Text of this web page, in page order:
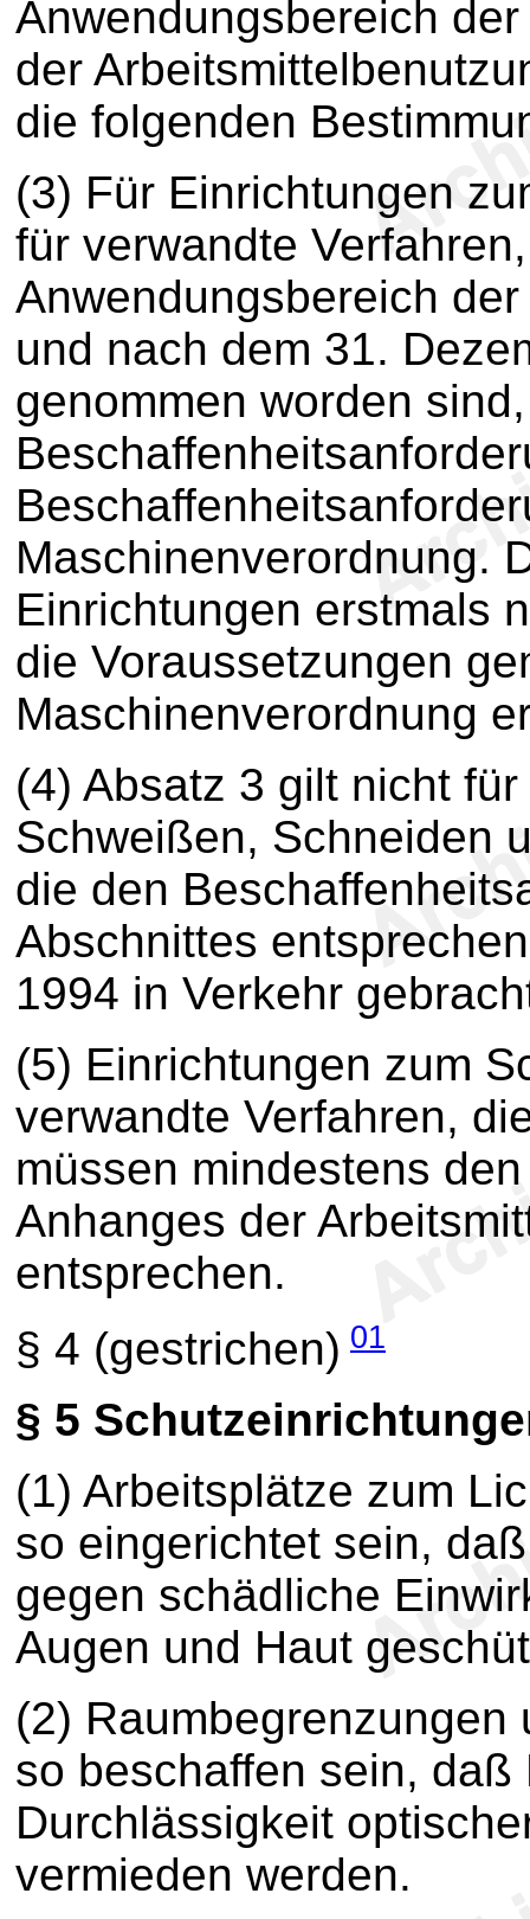
Anwendungsbereich
der
die folgenden
(3) Für Einrichtungen
für verwandte
Anwendungsbereich
und nach dem 31.
genommen worden
Maschinenverordnung.
Einrichtungen erstmals
die Voraussetzungen
Maschinenverordnung
(4) Absatz 3 gilt nicht
Schweißen, Schneiden
die den
Abschnittes
1994 in Verkehr
(5) Einrichtungen zum
verwandte Verfahren,
müssen mindestens
Anhanges der
entsprechen.
§ 4 (gestrichen) 01
§ 5
(1) Arbeitsplätze zum
so eingerichtet sein,
gegen schädliche
Augen und Haut
(2) Raumbegrenzungen
so beschaffen sein, daß
Durchlässigkeit
vermieden werden.